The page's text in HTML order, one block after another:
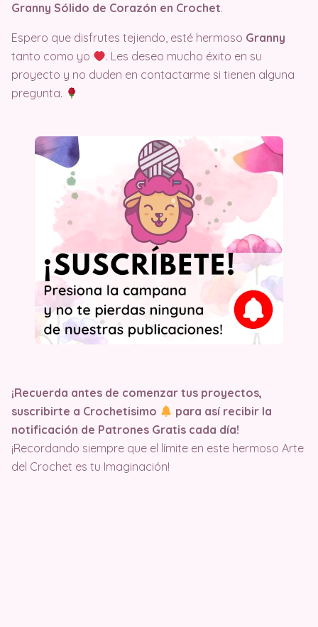
Granny Sólido de Corazón en Crochet.
Espero que disfrutes tejiendo, esté hermoso Granny
tanto como yo
. Les deseo mucho éxito en su
proyecto y no duden en contactarme si tienen alguna
pregunta.
¡Recuerda antes de comenzar tus proyectos,
suscribirte a Crochetisimo
para así recibir la
notificación de Patrones Gratis cada día!
¡Recordando siempre que el límite en este hermoso Arte
del Crochet es tu Imaginación!